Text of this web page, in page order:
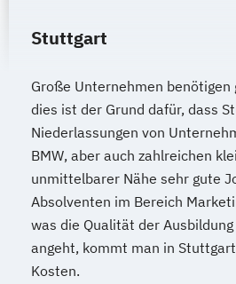
Stuttgart
Große Unternehmen
dies ist der Grund dafür, dass
Niederlassungen von
BMW, aber auch zahlreichen
unmittelbarer Nähe sehr gute
Absolventen im Bereich
was die Qualität der
angeht, kommt man in
Kosten.